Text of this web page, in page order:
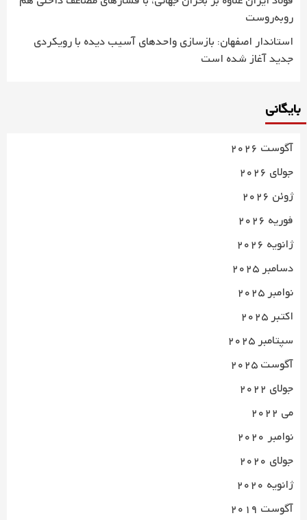
روبه‌روست
استاندار اصفهان: بازسازی واحدهای آسیب دیده با رویکردی
جدید آغاز شده است
بایگانی
آگوست 2026
جولای 2026
ژوئن 2026
فوریه 2026
ژانویه 2026
دسامبر 2025
نوامبر 2025
اکتبر 2025
سپتامبر 2025
آگوست 2025
جولای 2022
می 2022
نوامبر 2020
جولای 2020
ژانویه 2020
آگوست 2019